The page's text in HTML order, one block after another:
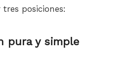
posiciones:
pura y simple